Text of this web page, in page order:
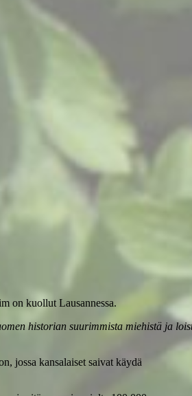
on kuollut Lausannessa.
historian suurimmista miehistä ja
jossa kansalaiset saivat käydä